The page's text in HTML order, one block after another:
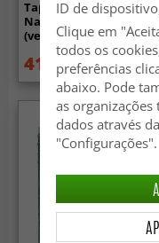
Tapetes felpudos - Alba
Natural Cotton Shaggy
(verde claro)
41.99 € 84.99 €
ID de
Clique em
todos os
preferências
abaixo. Pode
as
dados através
"Configurações".